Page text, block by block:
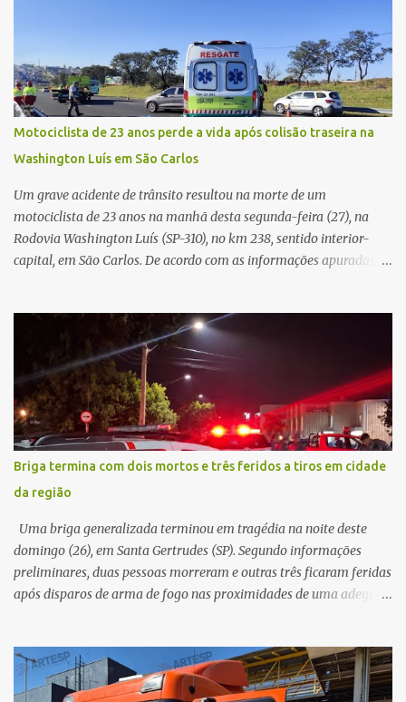
o Sistema Único de Saúde (SUS). Nos últimos anos, o Governo
Federal tem ampliado investimentos destinados ao fortalecimento
da atenção básica, da infraestrutura hospitalar e da
regionalização dos serviços de saúde. Entretanto, em um cenário
de demandas crescentes e recursos necessariamente limitados, a
principal missão da gestão pública não é apenas investir mais,
mas decidir melhor onde investir para produzir o maior benefício
possível à população. Essa reflexão encontra respaldo tanto na
teoria da admini...
Motociclista de 23 anos perde a vida após colisão traseira na
Washington Luís em São Carlos
Um grave acidente de trânsito resultou na morte de um
motociclista de 23 anos na manhã desta segunda-feira (27), na
Rodovia Washington Luís (SP-310), no km 238, sentido interior-
capital, em São Carlos. De acordo com as informações apuradas no
veículo, o trânsito estava lento e congestionado devido a obras
realizadas na rodovia, momento em que ocorreu o impacto. Com
a violência da colisão, o motociclista foi arremessado ao solo.
Testemunhas relataram que o capacete teria se desprendido
durante o acidente. O jovem sofreu ferimentos gravíssimos e
morreu ainda no local. Equipes de resgate e de atendimento da
concessionária responsável pela rodovia foram acionadas e
realizaram a sinalização da via, além de prestarem socorro à
vítima. No entanto, o óbito foi constatado ainda no local do
acidente. A Polícia Militar Rodoviária compareceu para o registro
da ocorrência...
Briga termina com dois mortos e três feridos a tiros em cidade
da região
Uma briga generalizada terminou em tragédia na noite deste
domingo (26), em Santa Gertrudes (SP). Segundo informações
preliminares, duas pessoas morreram e outras três ficaram feridas
após disparos de arma de fogo nas proximidades de uma adega. O
começado dentro do estabelecimento e se estendido para a área
externa, quando dois homens armados passaram a efetuar